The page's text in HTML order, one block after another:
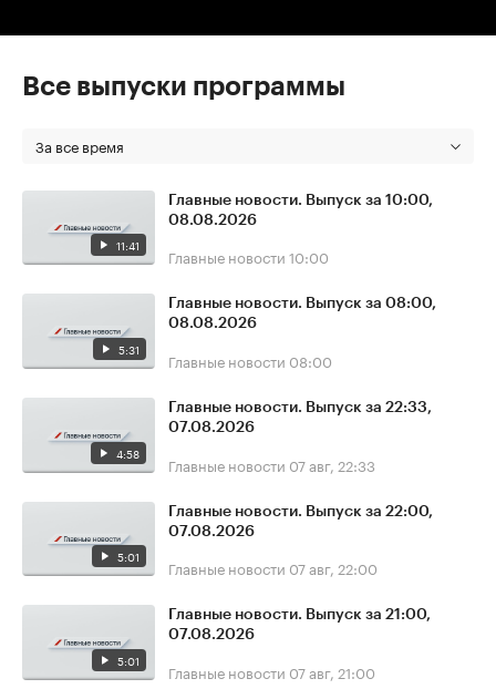
Все выпуски программы
За все время
11:41
Главные новости. Выпуск за 10:00,
08.08.2026
Главные новости 10:00
5:31
Главные новости. Выпуск за 08:00,
08.08.2026
Главные новости 08:00
4:58
Главные новости. Выпуск за 22:33,
07.08.2026
Главные новости 07 авг, 22:33
5:01
Главные новости. Выпуск за 22:00,
07.08.2026
Главные новости 07 авг, 22:00
5:01
Главные новости. Выпуск за 21:00,
07.08.2026
Главные новости 07 авг, 21:00